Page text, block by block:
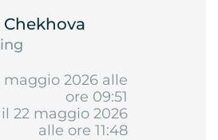
Chekhova
maggio 2026 alle
ore 09:51
22 maggio 2026
alle ore 11:48